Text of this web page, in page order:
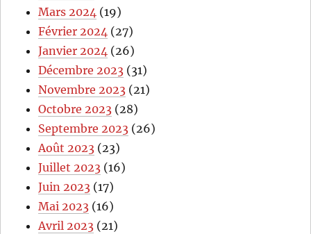
Mars 2024 (19)
Février 2024 (27)
Janvier 2024 (26)
Décembre 2023 (31)
Novembre 2023 (21)
Octobre 2023 (28)
Septembre 2023 (26)
Août 2023 (23)
Juillet 2023 (16)
Juin 2023 (17)
Mai 2023 (16)
Avril 2023 (21)